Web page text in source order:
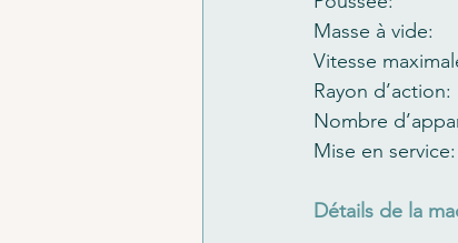
Nombre
Détails de la